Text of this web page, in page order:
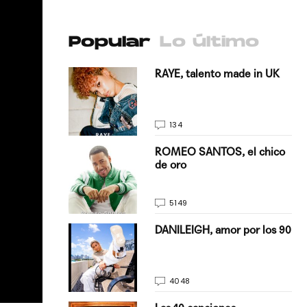
Popular Lo último
del
RAYE, talento made in UK
134
ROMEO SANTOS, el chico
de oro
5149
DANILEIGH, amor por los 90
4048